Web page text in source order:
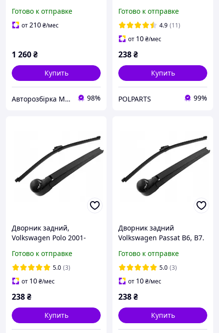
C10067421)
Готово к отправке
от210₴/мес
1 260₴
Купить
Авторозбірка Мікроавтобусів 98%
5J7955425
Готово к отправке
4.9 (11)
от 10₴/мес
238₴
Купить
POLPARTS 99%
Дворник задний,
Volkswagen Polo 2001-
Готово к отправке
5.0 (3)
от 10₴/мес
238₴
Купить
Дворник задний
Volkswagen Passat B6, B7.
Готово к отправке
5.0 (3)
от 10₴/мес
238₴
Купить